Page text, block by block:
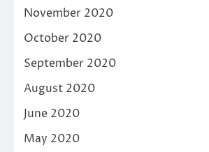
November 2020
October 2020
September 2020
August 2020
June 2020
May 2020